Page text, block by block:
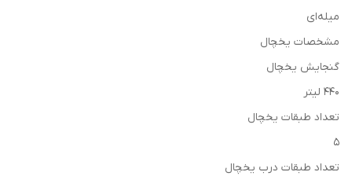
میله‌ای
مشخصات یخچال
گنجایش یخچال
۴۴۰ لیتر
تعداد طبقات یخچال
۵
تعداد طبقات درب یخچال